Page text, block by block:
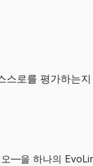
스로를 평가하는지
—을 하나의